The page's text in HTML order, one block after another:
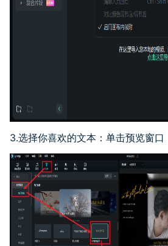
3.选择你喜欢的文本：单击预览窗口